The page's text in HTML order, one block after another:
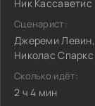
Ник Кассаветис
Сценарист:
Джереми
Николас Спаркс
Сколько идёт:
2 ч 4 мин